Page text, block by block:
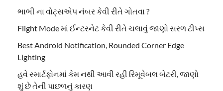
ભાભી ના વોટ્સએપ નંબર કેવી રીતે ગોતવા ?
Flight Mode માં ઈન્ટરનેટ કેવી રીતે ચલાવું જાણો સરળ ટીપ્સ
Best Android Notification, Rounded Corner Edge
Lighting
હવે સ્માર્ટફોનમાં કેમ નથી આવી રહી રિમૂવેબલ બેટરી, જાણો
શું છે તેની પાછળનું કારણ